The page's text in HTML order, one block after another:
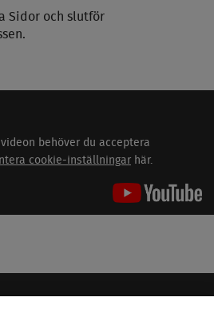
Sidor och slutför
behöver du acceptera
cookie-inställningar här.